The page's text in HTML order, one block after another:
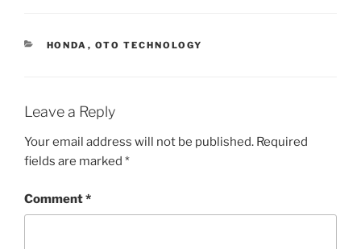
CATEGORIES
HONDA , OTO TECHNOLOGY
Leave a Reply
Your email address will not be published. Required
fields are marked *
Comment*